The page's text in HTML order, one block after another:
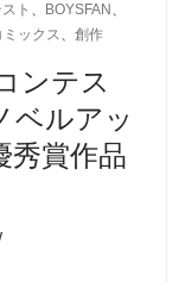
ト 、 BOYSFAN 、
ックス、 創作
ンテス
ベルアッ
賞作品